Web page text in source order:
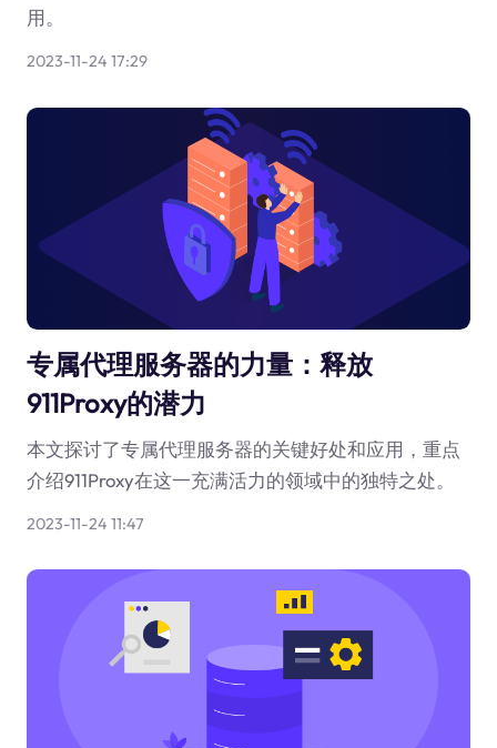
用。
2023-11-24 17:29
专属代理服务器的力量：释放
911Proxy的潜力
本文探讨了专属代理服务器的关键好处和应用，重点
介绍911Proxy在这一充满活力的领域中的独特之处。
2023-11-24 11:47